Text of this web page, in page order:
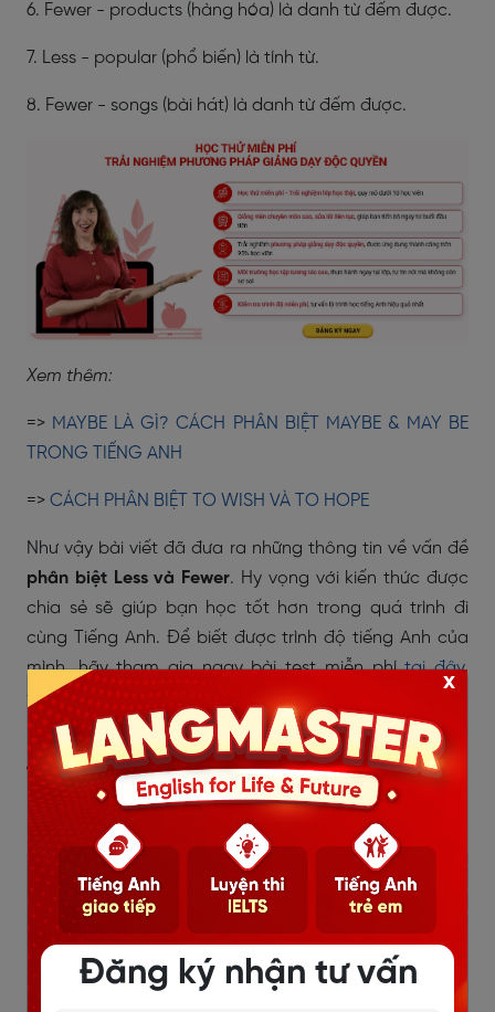
6. Fewer - products (hàng hóa) là danh từ đếm được.
7. Less - popular (phổ biến) là tính từ.
8. Fewer - songs (bài hát) là danh từ đếm được.
Xem thêm:
=> MAYBE LÀ GÌ? CÁCH PHÂN BIỆT MAYBE & MAY BE
TRONG TIẾNG ANH
=> CÁCH PHÂN BIỆT TO WISH VÀ TO HOPE
Như vậy bài viết đã đưa ra những thông tin về vấn đề
phân biệt Less và Fewer. Hy vọng với kiến thức được
chia sẻ sẽ giúp bạn học tốt hơn trong quá trình đi
cùng Tiếng Anh. Để biết được trình độ tiếng Anh của
mình, hãy tham gia ngay bài test miễn phítại đây.
Đăng ký ngay khóa học cùng Langmaster để có thêm
nhiều bài học bổ ích!
Tags: #Phân biệt Less và fewer #less là gì
#fewer và less
TÁC GIẢ: MS. NGUYỄN THỊ NGỌC LINH
Đăng ký nhận tư vấn
x